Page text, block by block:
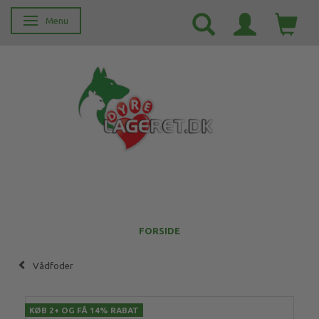
Skifte navigation
Menu
FORSIDE
Vådfoder
KØB 2+ OG FÅ 14% RABAT